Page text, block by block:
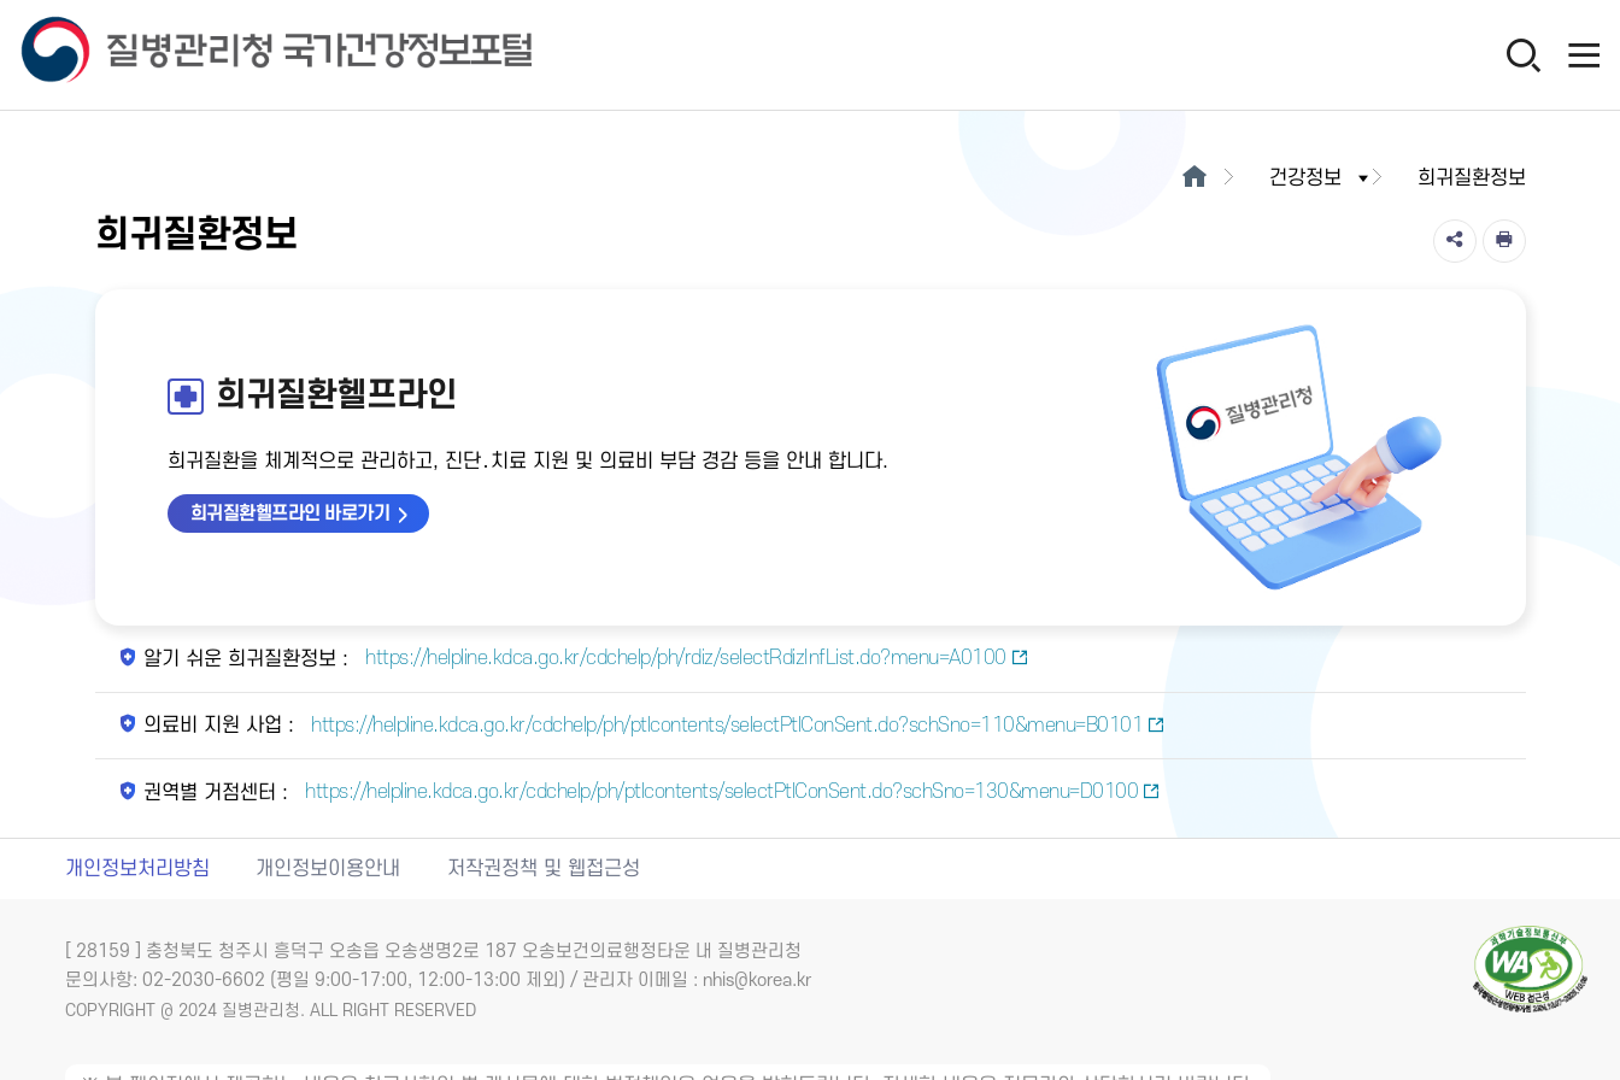
건강정보 희귀질환정보
희귀질환정보
희귀질환헬프라인
희귀질환을 체계적으로 관리하고, 진단․치료 지원 및 의료비 부담 경감 등을 안내 합니다.
희귀질환헬프라인 바로가기
알기 쉬운 희귀질환정보 : https://helpline.kdca.go.kr/cdchelp/ph/rdiz/selectRdizInfList.do?menu=A0100
의료비 지원 사업 : https://helpline.kdca.go.kr/cdchelp/ph/ptlcontents/selectPtlConSent.do?schSno=110&menu=B0101
권역별 거점센터 : https://helpline.kdca.go.kr/cdchelp/ph/ptlcontents/selectPtlConSent.do?schSno=130&menu=D0100
개인정보처리방침 개인정보이용안내 저작권정책 및 웹접근성
[ 28159 ] 충청북도 청주시 흥덕구 오송읍 오송생명2로 187 오송보건의료행정타운 내 질병관리청
문의사항: 02-2030-6602 (평일 9:00-17:00, 12:00-13:00 제외) / 관리자 이메일 : nhis@korea.kr
COPYRIGHT @ 2024 질병관리청. ALL RIGHT RESERVED